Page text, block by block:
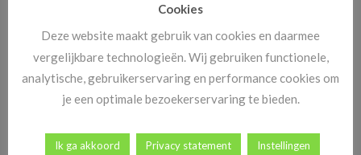
In de voorjaarsvakantie naar de Canarische Eilanden
De voorjaarsvakantie op de Canarische Eilanden is voor veel
Cookies
Deze website maakt gebruik van cookies en daarmee
vergelijkbare technologieën. Wij gebruiken functionele,
analytische, gebruikerservaring en performance cookies om
je een optimale bezoekerservaring te bieden.
Ik ga akkoord Privacy statement Instellingen